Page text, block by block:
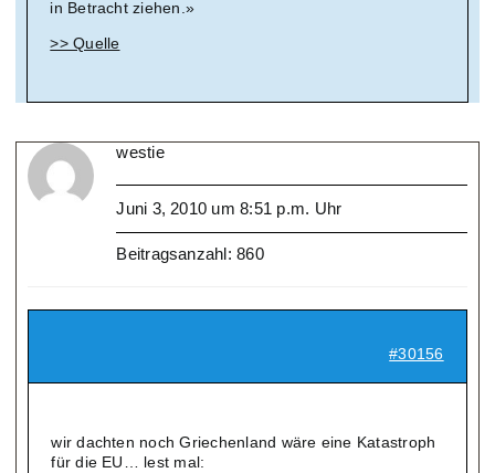
in Betracht ziehen.»
>> Quelle
westie
Juni 3, 2010 um 8:51 p.m. Uhr
Beitragsanzahl: 860
#30156
wir dachten noch Griechenland wäre eine Katastroph
für die EU… lest mal: